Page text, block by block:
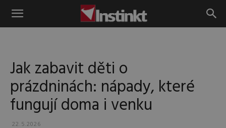
Instinkt
Jak zabavit děti o
prázdninách: nápady, které
fungují doma i venku
22.5.2026